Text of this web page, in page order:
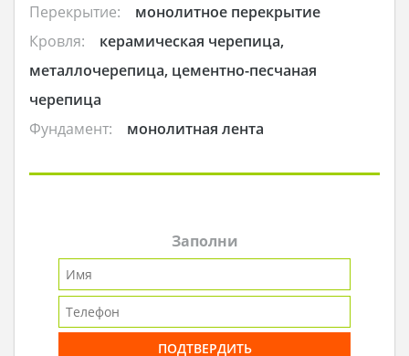
Перекрытие:
монолитное перекрытие
Кровля:
керамическая черепица,
металлочерепица, цементно-песчаная
черепица
Фундамент:
монолитная лента
Заполни